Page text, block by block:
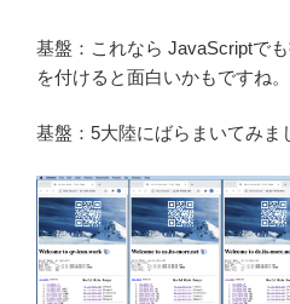
基盤：これなら JavaScriptで
を付けると面白いかもですね。
基盤：5大陸にばらまいてみま